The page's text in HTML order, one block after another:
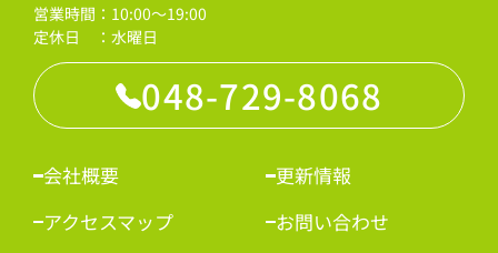
営業時間：10:00～19:00
定休日 ：水曜日
048-729-8068
会社概要
アクセスマップ
更新情報
お問い合わせ